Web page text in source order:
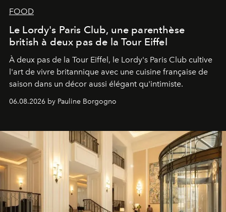
FOOD
Le Lordy's Paris Club, une parenthèse
british à deux pas de la Tour Eiffel
À deux pas de la Tour Eiffel, le Lordy's Paris Club cultive
l'art de vivre britannique avec une cuisine française de
saison dans un décor aussi élégant qu'intimiste.
06.08.2026 by Pauline Borgogno